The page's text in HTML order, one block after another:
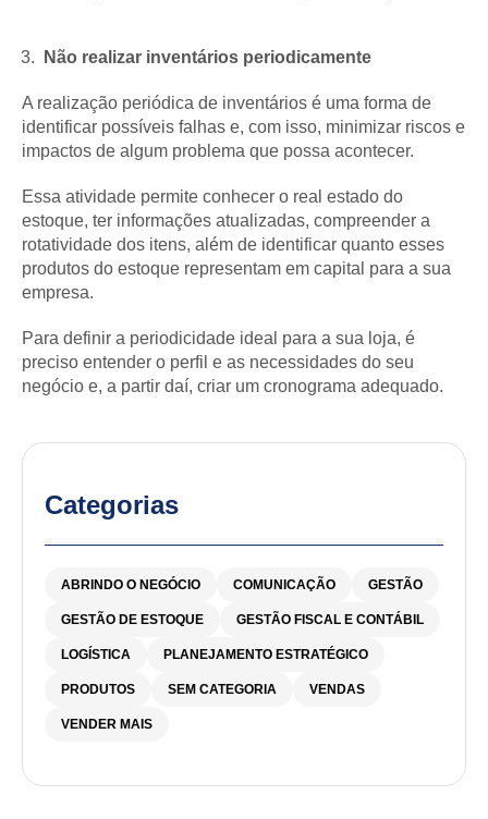
Não realizar inventários periodicamente
A realização periódica de inventários é uma forma de
identificar possíveis falhas e, com isso, minimizar riscos e
impactos de algum problema que possa acontecer.
Essa atividade permite conhecer o real estado do
estoque, ter informações atualizadas, compreender a
rotatividade dos itens, além de identificar quanto esses
produtos do estoque representam em capital para a sua
empresa.
Para definir a periodicidade ideal para a sua loja, é
preciso entender o perfil e as necessidades do seu
negócio e, a partir daí, criar um cronograma adequado.
Categorias
ABRINDO O NEGÓCIO COMUNICAÇÃO GESTÃO
GESTÃO DE ESTOQUE GESTÃO FISCAL E CONTÁBIL
LOGÍSTICA PLANEJAMENTO ESTRATÉGICO
PRODUTOS SEM CATEGORIA VENDAS
VENDER MAIS